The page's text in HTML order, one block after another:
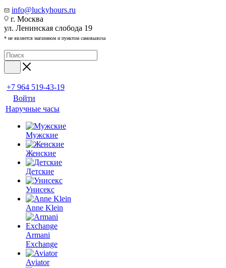
info@luckyhours.ru
г. Москва
ул. Ленинская слобода 19
* не является магазином и пунктом самовывоза
+7 964 519-43-19
Войти
Наручные часы
Мужские
Женские
Детские
Унисекс
Anne Klein
Armani
Exchange
Aviator